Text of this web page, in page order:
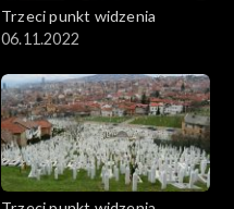
Trzeci punkt widzenia
06.11.2022